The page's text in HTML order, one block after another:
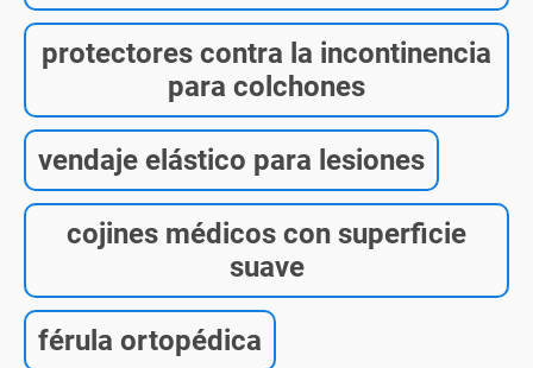
protectores contra la incontinencia
para colchones
vendaje elástico para lesiones
cojines médicos con superficie
suave
férula ortopédica